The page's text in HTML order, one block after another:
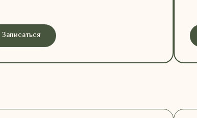
Записаться